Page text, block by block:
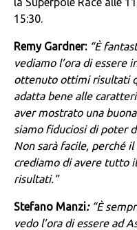
15:30.
Remy Gardner: “È
vediamo l’ora di essere
ottenuto ottimi risultati
adatta bene alle
aver mostrato una
siamo fiduciosi di poter
Non sarà facile, perché
crediamo di avere tutto
risultati.”
Stefano Manzi: “È
vedo l’ora di essere ad